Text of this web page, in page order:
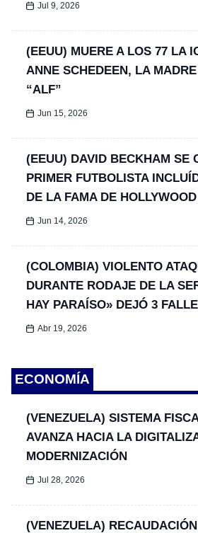
Jul 9, 2026
(EEUU) MUERE A LOS 77 LA
ANNE SCHEDEEN, LA
“ALF”
Jun 15, 2026
(EEUU) DAVID BECKHAM SE
PRIMER FUTBOLISTA
DE LA FAMA DE HOLLYWOOD
Jun 14, 2026
(COLOMBIA) VIOLENTO
DURANTE RODAJE DE LA
HAY PARAÍSO» DEJÓ 3
Abr 19, 2026
ECONOMÍA
(VENEZUELA) SISTEMA
AVANZA HACIA LA
MODERNIZACIÓN
Jul 28, 2026
(VENEZUELA)